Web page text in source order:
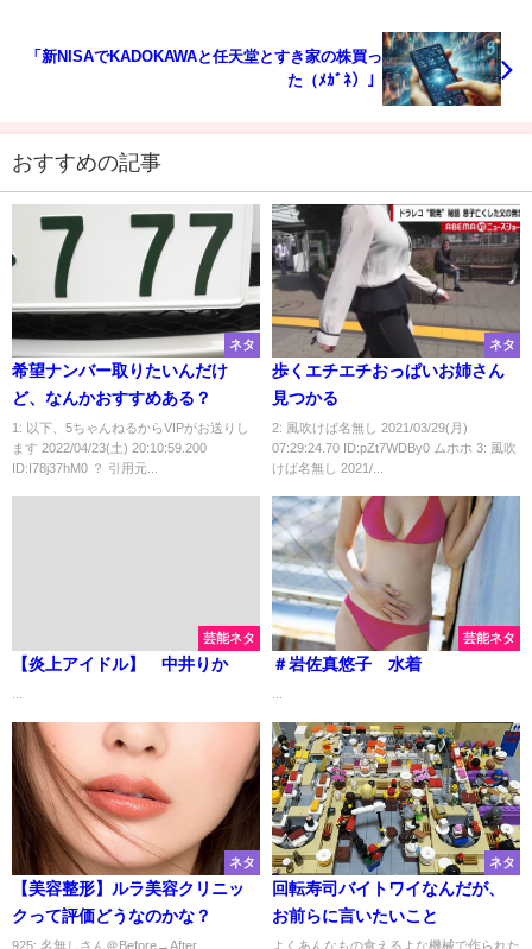
「新NISAでKADOKAWAと任天堂とすき家の株買っ
た（ﾒｶﾞﾈ）」
おすすめの記事
ネタ
希望ナンバー取りたいんだけ
ど、なんかおすすめある？
1: 以下、5ちゃんねるからVIPがお送りし
ます 2022/04/23(土) 20:10:59.200
ID:I78j37hM0 ？ 引用元...
ネタ
歩くエチエチおっぱいお姉さん
見つかる
2: 風吹けば名無し 2021/03/29(月)
07:29:24.70 ID:pZt7WDBy0 ムホホ 3: 風吹
けば名無し 2021/...
芸能ネタ
【炎上アイドル】 中井りか
芸能ネタ
＃岩佐真悠子 水着
ネタ
【美容整形】ルラ美容クリニッ
クって評価どうなのかな？
925: 名無しさん＠Before→After
ネタ
回転寿司バイトワイなんだが、
お前らに言いたいこと
よくあんなもの食えるよな機械で作られた